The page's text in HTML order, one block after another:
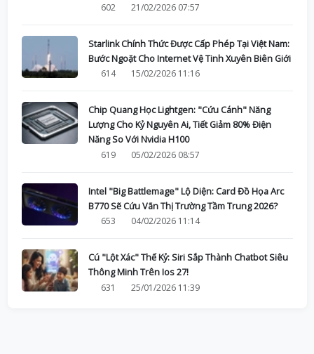
602
21/02/2026 07:57
Starlink Chính Thức Được Cấp Phép Tại Việt Nam:
Bước Ngoặt Cho Internet Vệ Tinh Xuyên Biên Giới
614
15/02/2026 11:16
Chip Quang Học Lightgen: "Cứu Cánh" Năng
Lượng Cho Kỷ Nguyên Ai, Tiết Giảm 80% Điện
Năng So Với Nvidia H100
619
05/02/2026 08:57
Intel "Big Battlemage" Lộ Diện: Card Đồ Họa Arc
B770 Sẽ Cứu Vãn Thị Trường Tầm Trung 2026?
653
04/02/2026 11:14
Cú "Lột Xác" Thế Kỷ: Siri Sắp Thành Chatbot Siêu
Thông Minh Trên Ios 27!
631
25/01/2026 11:39